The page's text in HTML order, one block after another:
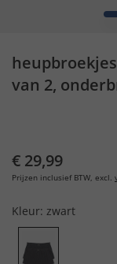
1
heupbroekjes
van 2,
€ 29,99
Prijzen inclusief BTW, excl.
Kleur: zwart